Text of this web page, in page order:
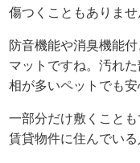
傷つくこともありませ
防音機能や消臭機能
マットですね。汚れ
相が多いペットでも安
一部分だけ敷くこと
賃貸物件に住んでい